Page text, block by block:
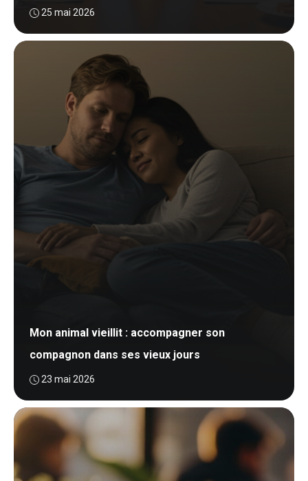
25 mai 2026
Mon animal vieillit : accompagner son
compagnon dans ses vieux jours
23 mai 2026